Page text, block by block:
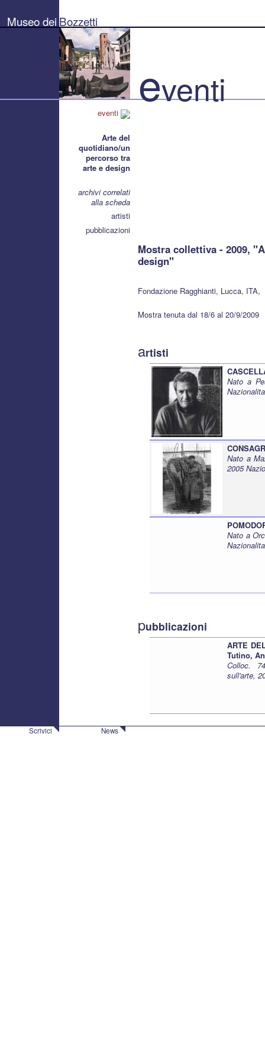
Bozzetti
"Pierluigi
Museo dei Bozzetti
eventi
Arte del
quotidiano/un
percorso tra
arte e design
archivi correlati
alla scheda
artisti
pubblicazioni
eventi
Mostra collettiva - 2009,
design"
Fondazione Ragghianti, Lucca, ITA,
Mostra tenuta dal 18/6 al 20/9/2009
artisti
Nato a
Nato a
2005
Nato a
pubblicazioni
ARTE
Tutino,
Colloc.
sull'arte,
Scrivici News